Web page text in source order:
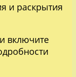
и раскрытия
включите